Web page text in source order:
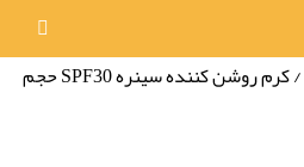
/ کرم روشن کننده سینره SPF30 حجم